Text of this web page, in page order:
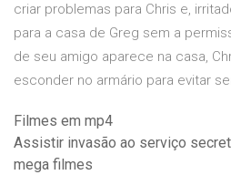
criar problemas para Chris e,
para a casa de Greg sem a
de seu amigo aparece na casa,
esconder no armário para evitar
Filmes em mp4
Assistir invasão ao serviço
mega filmes